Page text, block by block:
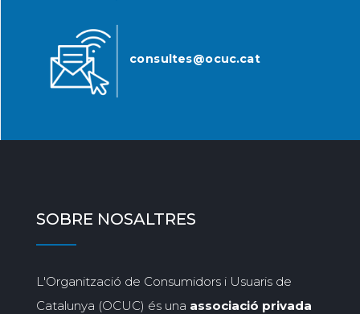
consultes@ocuc.cat
SOBRE NOSALTRES
L'Organització de Consumidors i Usuaris de
Catalunya (OCUC) és una associació privada